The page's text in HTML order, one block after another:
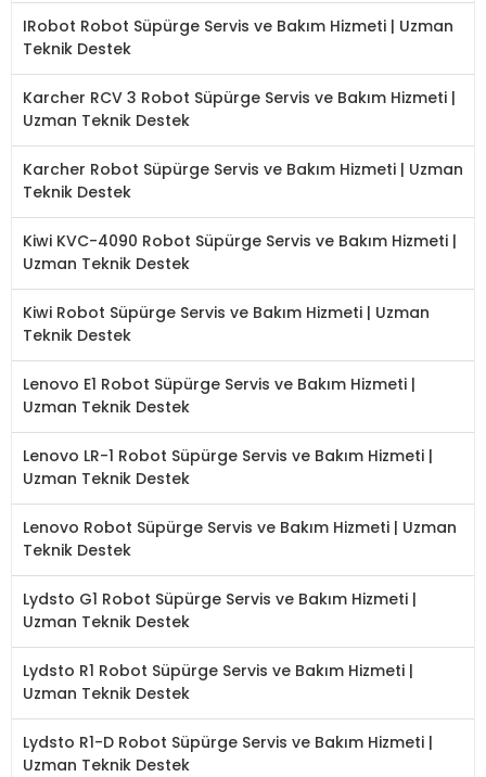
IRobot Robot Süpürge Servis ve Bakım Hizmeti | Uzman
Teknik Destek
Karcher RCV 3 Robot Süpürge Servis ve Bakım Hizmeti |
Uzman Teknik Destek
Karcher Robot Süpürge Servis ve Bakım Hizmeti | Uzman
Teknik Destek
Kiwi KVC-4090 Robot Süpürge Servis ve Bakım Hizmeti |
Uzman Teknik Destek
Kiwi Robot Süpürge Servis ve Bakım Hizmeti | Uzman
Teknik Destek
Lenovo E1 Robot Süpürge Servis ve Bakım Hizmeti |
Uzman Teknik Destek
Lenovo LR-1 Robot Süpürge Servis ve Bakım Hizmeti |
Uzman Teknik Destek
Lenovo Robot Süpürge Servis ve Bakım Hizmeti | Uzman
Teknik Destek
Lydsto G1 Robot Süpürge Servis ve Bakım Hizmeti |
Uzman Teknik Destek
Lydsto R1 Robot Süpürge Servis ve Bakım Hizmeti |
Uzman Teknik Destek
Lydsto R1-D Robot Süpürge Servis ve Bakım Hizmeti |
Uzman Teknik Destek